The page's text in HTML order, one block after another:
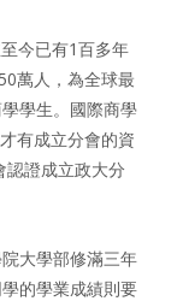
今已有1百多年
萬人，為全球最
學生。國際商學
有成立分會的資
證成立政大分
大學部修滿三年
的學業成績則要